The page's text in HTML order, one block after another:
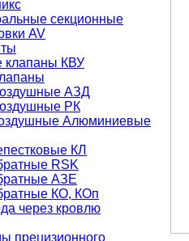
секционные
AV
клапаны КВУ
АЗД
РК
Алюминиевые
КЛ
RSK
АЗЕ
КО, КОп
через кровлю
прецизионного